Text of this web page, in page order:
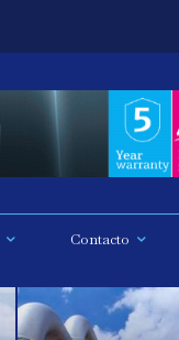
Contacto